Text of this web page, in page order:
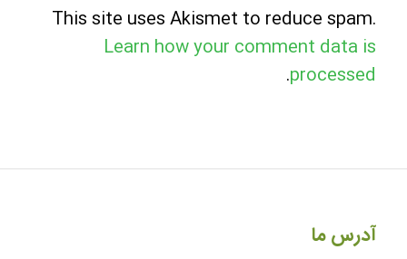
This site uses Akismet to reduce spam.
Learn how your comment data is
processed
.
آدرس ما